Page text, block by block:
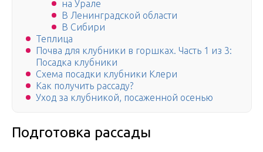
на Урале
В Ленинградской области
В Сибири
Теплица
Почва для клубники в горшках. Часть 1 из 3:
Посадка клубники
Схема посадки клубники Клери
Как получить рассаду?
Уход за клубникой, посаженной осенью
Подготовка рассады